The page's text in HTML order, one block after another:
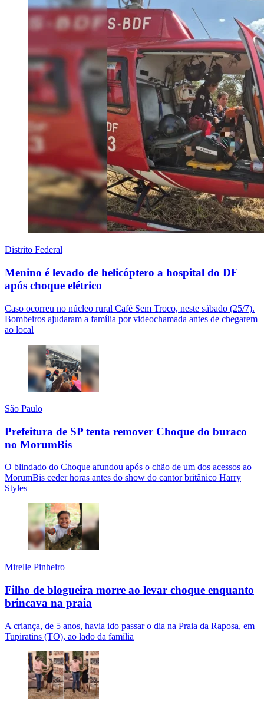
Distrito Federal
Menino é levado de helicóptero a hospital do DF
após choque elétrico
Caso ocorreu no núcleo rural Café Sem Troco, neste sábado (25/7).
Bombeiros ajudaram a família por videochamada antes de chegarem
ao local
São Paulo
Prefeitura de SP tenta remover Choque do buraco
no MorumBis
O blindado do Choque afundou após o chão de um dos acessos ao
MorumBis ceder horas antes do show do cantor britânico Harry
Styles
Mirelle Pinheiro
Filho de blogueira morre ao levar choque enquanto
brincava na praia
A criança, de 5 anos, havia ido passar o dia na Praia da Raposa, em
Tupiratins (TO), ao lado da família